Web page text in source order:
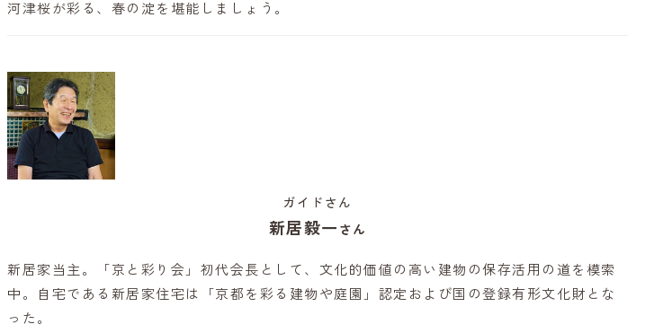
河津桜が彩る、春の淀を堪能しましょう。
ガイドさん
新居毅一 さん
新居家当主。「京と彩り会」初代会長として、文化的価値の高い建物の保存活用の道を模索
中。自宅である新居家住宅は「京都を彩る建物や庭園」認定および国の登録有形文化財とな
った。